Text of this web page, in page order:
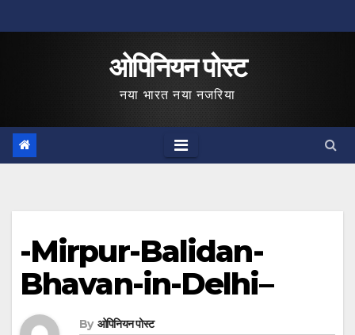
to
ओपिनियन पोस्ट
नया भारत नया नजरिया
-Mirpur-Balidan-
Bhavan-in-Delhi–
By ओपिनियन पोस्ट